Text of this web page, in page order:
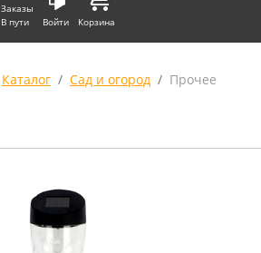
Заказы
В пути
Войти Корзина
Каталог Сад и огород Прочее